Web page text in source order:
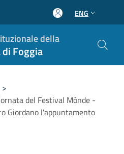
ENG
della
Foggia
>
del Festival Mònde -
Giordano l'appuntamento